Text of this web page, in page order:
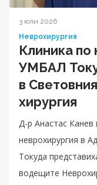
3 юли 2026
Неврохирургия
Клиника по
УМБАЛ
в
хирургия
Д-р Анастас
неврохирургия в
Токуда
водещите